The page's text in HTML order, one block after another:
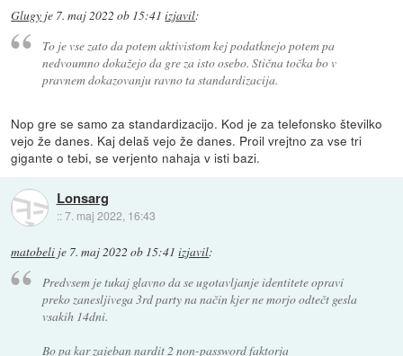
Glugy je 7. maj 2022 ob 15:41 izjavil:
To je vse zato da potem aktivistom kej podatknejo potem pa
nedvoumno dokažejo da gre za isto osebo. Stična točka bo v
pravnem dokazovanju ravno ta standardizacija.
Nop gre se samo za standardizacijo. Kod je za telefonsko številko
vejo že danes. Kaj delaš vejo že danes. Proil vrejtno za vse tri
gigante o tebi, se verjento nahaja v isti bazi.
Lonsarg
::7. maj 2022, 16:43
matobeli je 7. maj 2022 ob 15:41 izjavil:
Predvsem je tukaj glavno da se ugotavljanje identitete opravi
preko zanesljivega 3rd party na način kjer ne morjo odtečt gesla
vsakih 14dni.
Bo pa kar zajeban nardit 2 non-password faktorja